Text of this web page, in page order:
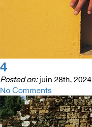
4
Posted on: juin 28th, 2024
No Comments